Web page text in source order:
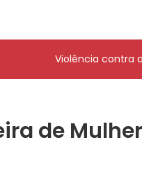
Violência contra
de